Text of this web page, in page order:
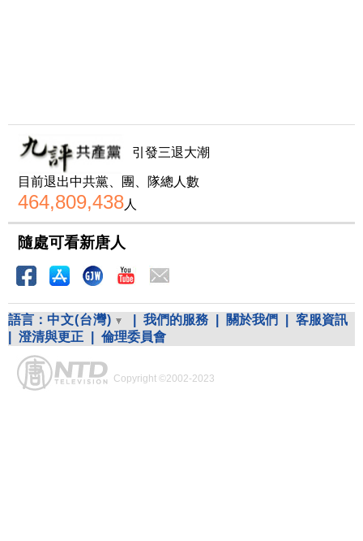
引發三退大潮
目前退出中共黨、團、隊總人數
464,809,438人
隨處可看新唐人
語言： 中文(台灣) 我們的服務 關於我們
客服資訊
澄清與更正 倫理委員會
Copyright ©2002-2023